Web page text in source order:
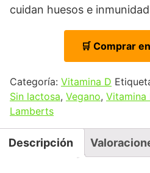
cuidan huesos e
🛒 Comprar
Categoría: Vitamina D
Sin lactosa, Vegano, Vitamina
Lamberts
Descripción